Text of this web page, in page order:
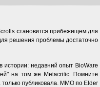
становится прибежищем для
решения проблемы достаточно
истории: недавний опыт BioWare
на том же Metacritic. Помните
только публиковала. ММО по Elder